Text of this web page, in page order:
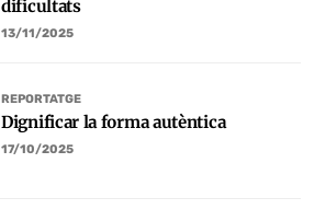
dificultats
13/11/2025
REPORTATGE
Dignificar la forma autèntica
17/10/2025